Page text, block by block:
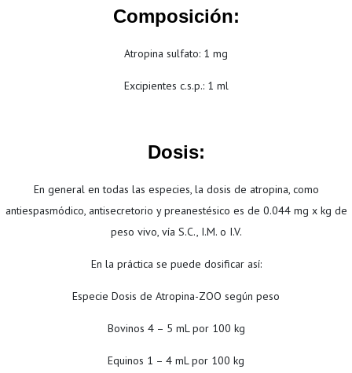
Composición:
Atropina sulfato: 1 mg
Excipientes c.s.p.: 1 ml
Dosis:
En general en todas las especies, la dosis de atropina, como
antiespasmódico, antisecretorio y preanestésico es de 0.044 mg x kg de
peso vivo, vía S.C., I.M. o I.V.
En la práctica se puede dosificar así:
Especie Dosis de Atropina-ZOO según peso
Bovinos 4 – 5 mL por 100 kg
Equinos 1 – 4 mL por 100 kg